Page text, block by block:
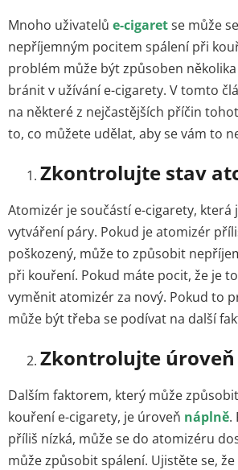
Mnoho uživatelů e-cigaretse může
nepříjemným pocitem spálení při
problém může být způsoben
bránit v užívání e-cigarety. V tomto
na některé z nejčastějších příčin
to, co můžete udělat, aby se vám to
Zkontrolujte stav
Atomizér je součástí e-cigarety, která
vytváření páry. Pokud je atomizér
poškozený, může to způsobit
při kouření. Pokud máte pocit, že je
vyměnit atomizér za nový. Pokud to
může být třeba se podívat na další
Zkontrolujte
Dalším faktorem, který může
kouření e-cigarety, je úroveň náplně.
příliš nízká, může se do atomizéru
může způsobit spálení. Ujistěte se,